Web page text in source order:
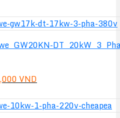
GW20KN-DT 20kW 3
VND
tại